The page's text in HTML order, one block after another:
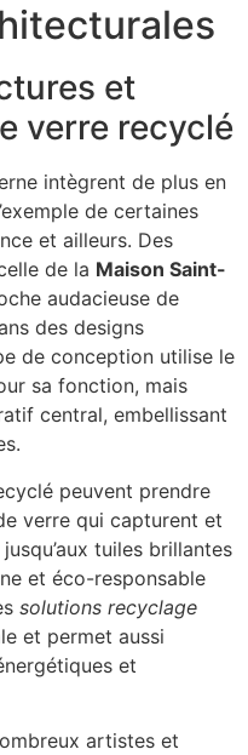
et
verre recyclé
intègrent de plus en
de certaines
et ailleurs. Des
de la Maison Saint-
audacieuse de
des designs
de conception utilise le
sa fonction, mais
central, embellissant
peuvent prendre
verre qui capturent et
tuiles brillantes
et éco-responsable
solutions recyclage
et permet aussi
et
artistes et